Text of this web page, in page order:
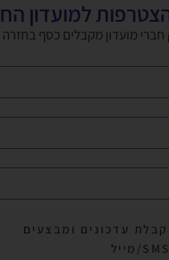
למועדון
חברי מועדון מקבלים כסף בחזרה
עדכונים ומבצעים